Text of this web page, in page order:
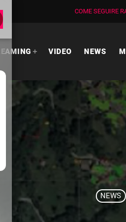
COME SEGUIRE
VIDEO NEWS
NEWS